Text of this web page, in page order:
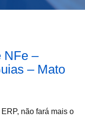
NFe –
– Mato
não fará mais o